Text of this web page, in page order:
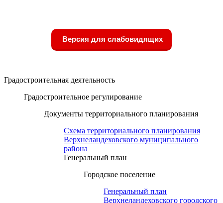
Версия для слабовидящих
Градостроительная деятельность
Градостроительное регулирование
Документы территориального планирования
Схема территориального планирования
Верхнеландеховского муниципального
района
Генеральный план
Городское поселение
Генеральный план
Верхнеландеховского городского